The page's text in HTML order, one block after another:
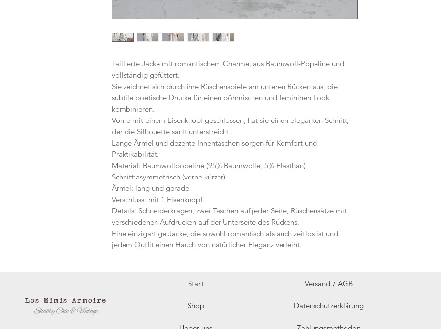
Taillierte Jacke mit romantischem Charme, aus Baumwoll-Popeline und
vollständig gefüttert.
Sie zeichnet sich durch ihre Rüschenspiele am unteren Rücken aus, die
subtile poetische Drucke für einen böhmischen und femininen Look
kombinieren.
Vorne mit einem Eisenknopf geschlossen, hat sie einen eleganten Schnitt,
der die Silhouette sanft unterstreicht.
Lange Ärmel und dezente Innentaschen sorgen für Komfort und
Praktikabilität.
Material: Baumwollpopeline (95% Baumwolle, 5% Elasthan)
Schnitt:asymmetrisch (vorne kürzer)
Ärmel: lang und gerade
Verschluss: mit 1 Eisenknopf
Details: Schneiderkragen, zwei Taschen auf jeder Seite, Rüschensätze mit
verschiedenen Aufdrucken auf der Unterseite des Rückens.
Eine einzigartige Jacke, die sowohl romantisch als auch zeitlos ist und
jedem Outfit einen Hauch von natürlicher Eleganz verleiht.
Start
Shop
Versand /AGB
Datenschutzerklärung